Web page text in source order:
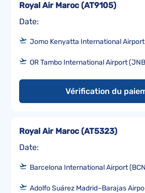
Date:
Royal Air Maroc (AT9105)
Jomo Kenyatta International Airport
OR Tambo International Airport
Vérification du
Date:
Royal Air Maroc (AT5323)
Barcelona International Airport
Adolfo Suárez Madrid–Barajas